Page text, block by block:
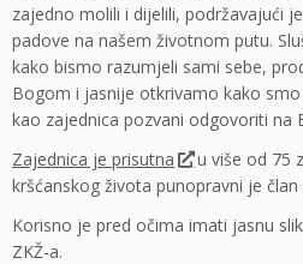
zajedno molili i dijelili, podržavajući
padove na našem životnom putu.
kako bismo razumjeli sami sebe,
Bogom i jasnije otkrivamo kako
kao zajednica pozvani odgovoriti na
Zajednica je prisutna
u više od 75
kršćanskog života punopravni je
Korisno je pred očima imati jasnu
ZKŽ-a.